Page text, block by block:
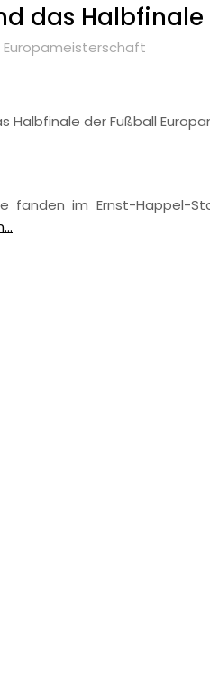
das Halbfinale
Europameisterschaft
Halbfinale der Fußball
fanden im Ernst-Happel-